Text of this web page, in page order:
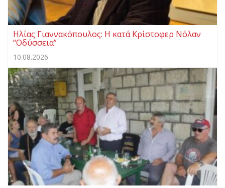
Ηλίας Γιαννακόπουλος: Η κατά Κρίστοφερ Νόλαν
“Oδύσσεια”
10.08.2026